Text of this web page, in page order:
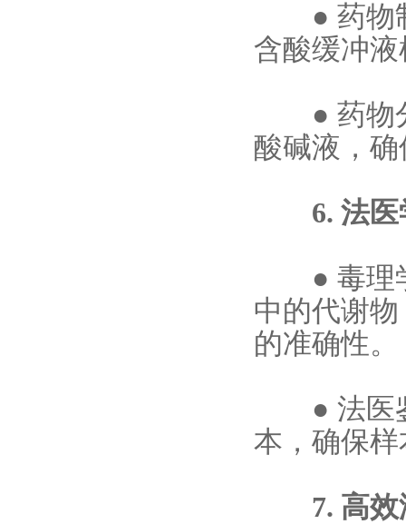
● 药物
含酸缓冲
● 药物
酸碱液，
6. 法医
● 毒理
中的代谢
的准确性。
● 法医
本，确保
7. 高效